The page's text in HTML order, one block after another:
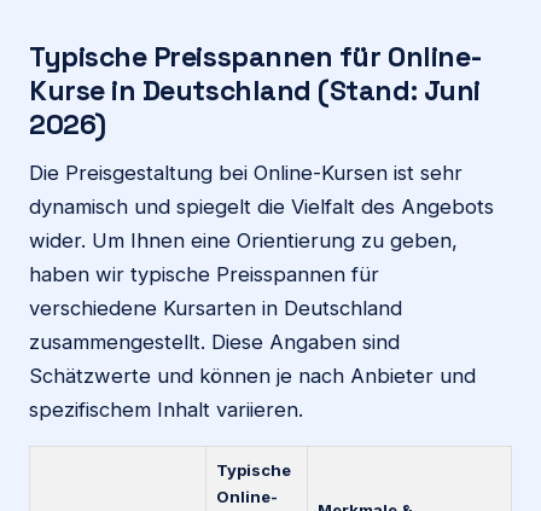
Typische Preisspannen für Online-
Kurse in Deutschland (Stand: Juni
2026)
Die Preisgestaltung bei Online-Kursen ist sehr
dynamisch und spiegelt die Vielfalt des Angebots
wider. Um Ihnen eine Orientierung zu geben,
haben wir typische Preisspannen für
verschiedene Kursarten in Deutschland
zusammengestellt. Diese Angaben sind
Schätzwerte und können je nach Anbieter und
spezifischem Inhalt variieren.
Typische
Online-